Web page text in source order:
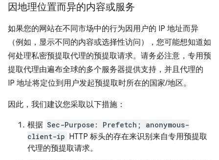
因地理位置而异的内容或服务
如果您的网站在不同市场中的行为因用户的 IP 地址而异
（例如，显示不同的内容或选择性访问），您可能想知道如
何处理私密预提取代理的预提取请求。请务必注意，专用预
提取代理由遍布全球的多个服务器提供支持，并且代理的
IP 地址将定位到用户发起预提取时所在的国家/地区。
因此，我们建议您采取以下措施：
根据 Sec-Purpose: Prefetch; anonymous-
client-ip HTTP 标头的存在来识别来自专用预提取
代理的预提取请求。